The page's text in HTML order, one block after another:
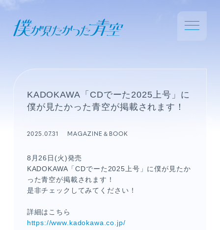
KADOKAWA「CDでーた2025上号」に
僕が見たかった青空が掲載されます！
2025.07.31 MAGAZINE＆BOOK
8月 26 日 (火)発売
KADOKAWA「CDでーた2025上号」に僕が見たか
った青空が掲載されます！
是非チェックしてみてください！
詳細はこちら
https://www.kadokawa.co.jp/